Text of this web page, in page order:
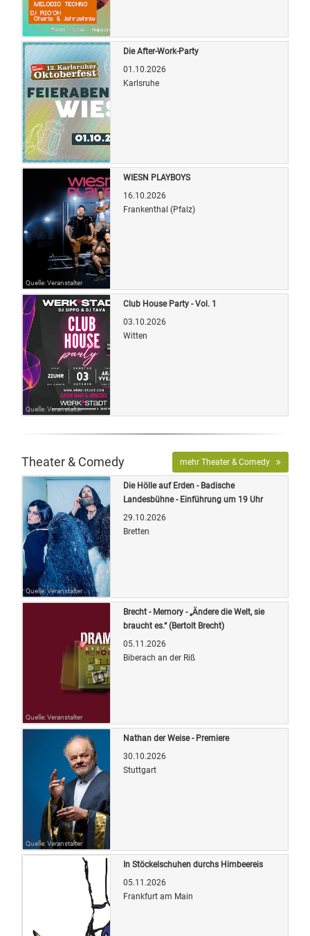
Quelle: Veranstalter
Quelle: Veranstalter
Die After-Work-Party
01.10.2026
Karlsruhe
Quelle: Veranstalter
WIESN PLAYBOYS
16.10.2026
Frankenthal (Pfalz)
Quelle: Veranstalter
Club House Party - Vol. 1
03.10.2026
Witten
Theater & Comedy mehr Theater & Comedy
Quelle: Veranstalter
Die Hölle auf Erden - Badische
Landesbühne - Einführung um 19 Uhr
29.10.2026
Bretten
Quelle: Veranstalter
Brecht - Memory - „Ändere die Welt, sie
braucht es.“ (Bertolt Brecht)
05.11.2026
Biberach an der Riß
Quelle: Veranstalter
Nathan der Weise - Premiere
30.10.2026
Stuttgart
In Stöckelschuhen durchs Himbeereis
05.11.2026
Frankfurt am Main